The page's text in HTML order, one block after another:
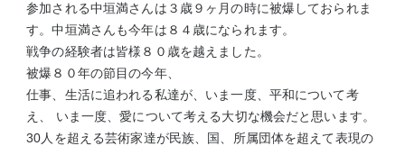
参加される中垣満さんは３歳９ヶ月の時に被爆しておられま
す。中垣満さんも今年は８４歳になられます。
戦争の経験者は皆様８０歳を越えました。
被爆８０年の節目の今年、
仕事、生活に追われる私達が、いま一度、平和について考
え、 いま一度、愛について考える大切な機会だと思います。
30人を超える芸術家達が民族、国、所属団体を超えて表現の